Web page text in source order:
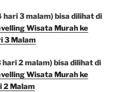
3 malam) bisa dilihat di
Wisata Murah ke
3 Malam
2 malam) bisa dilihat di
Wisata Murah ke
2 Malam